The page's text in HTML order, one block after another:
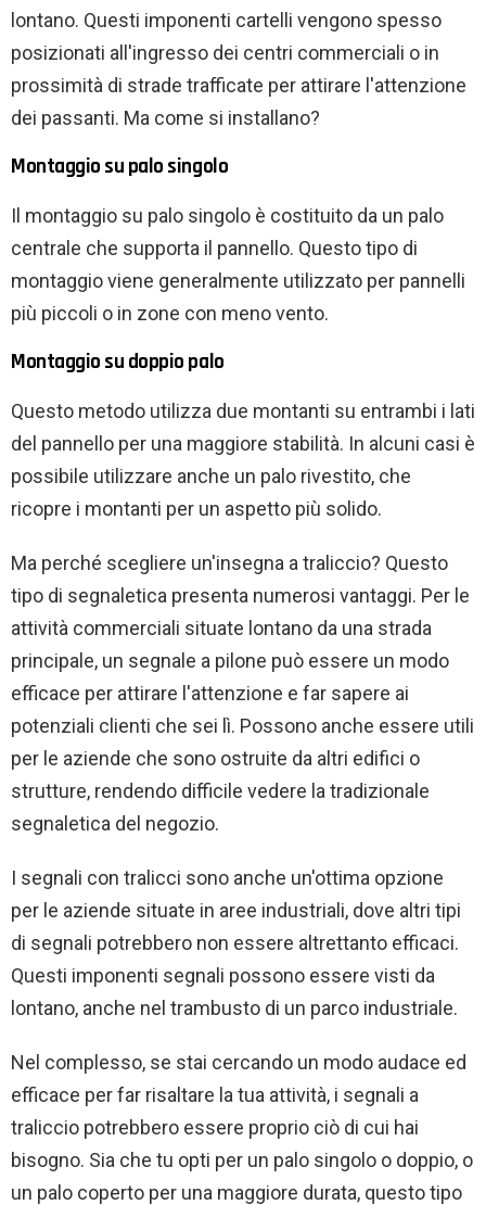
lontano. Questi imponenti cartelli vengono spesso
posizionati all'ingresso dei centri commerciali o in
prossimità di strade trafficate per attirare l'attenzione
dei passanti. Ma come si installano?
Montaggio su palo singolo
Il montaggio su palo singolo è costituito da un palo
centrale che supporta il pannello. Questo tipo di
montaggio viene generalmente utilizzato per pannelli
più piccoli o in zone con meno vento.
Montaggio su doppio palo
Questo metodo utilizza due montanti su entrambi i lati
del pannello per una maggiore stabilità. In alcuni casi è
possibile utilizzare anche un palo rivestito, che
ricopre i montanti per un aspetto più solido.
Ma perché scegliere un'insegna a traliccio? Questo
tipo di segnaletica presenta numerosi vantaggi. Per le
attività commerciali situate lontano da una strada
principale, un segnale a pilone può essere un modo
efficace per attirare l'attenzione e far sapere ai
potenziali clienti che sei lì. Possono anche essere utili
per le aziende che sono ostruite da altri edifici o
strutture, rendendo difficile vedere la tradizionale
segnaletica del negozio.
I segnali con tralicci sono anche un'ottima opzione
per le aziende situate in aree industriali, dove altri tipi
di segnali potrebbero non essere altrettanto efficaci.
Questi imponenti segnali possono essere visti da
lontano, anche nel trambusto di un parco industriale.
Nel complesso, se stai cercando un modo audace ed
efficace per far risaltare la tua attività, i segnali a
traliccio potrebbero essere proprio ciò di cui hai
bisogno. Sia che tu opti per un palo singolo o doppio, o
un palo coperto per una maggiore durata, questo tipo